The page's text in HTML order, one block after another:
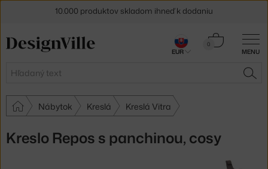
MENU
Hľadať
0
Košík
Nábytok Kreslá Kreslá Vitra
Kreslo Repos s panchinou, cosy
30 dní na vrátenie tovaru
EUR